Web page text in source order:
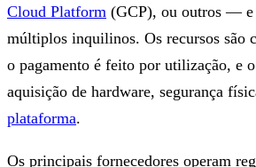
Cloud Platform (GCP), ou outros — e
múltiplos inquilinos. Os recursos são
o pagamento é feito por utilização, e
aquisição de hardware, segurança
plataforma.
Os principais fornecedores operam